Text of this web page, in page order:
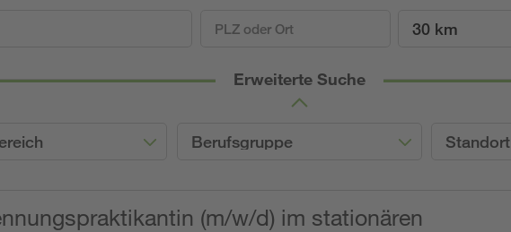
30 km
Erweiterte Suche
Berufsgruppe Standort
(m/w/d) im stationären